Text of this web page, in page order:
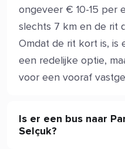
ongeveer € 10-15 per
slechts 7 km en de rit
Omdat de rit kort is, is
een redelijke optie,
voor een vooraf
Is er een bus naar
Selçuk?